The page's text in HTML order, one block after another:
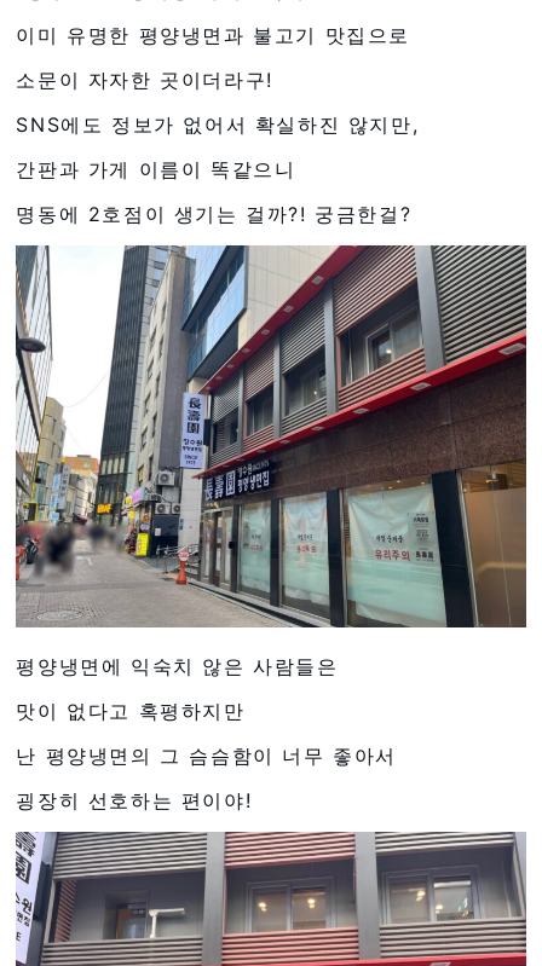
이미 유명한 평양냉면과 불고기 맛집으로
소문이 자자한 곳이더라구!
SNS에도 정보가 없어서 확실하진 않지만,
간판과 가게 이름이 똑같으니
명동에 2호점이 생기는 걸까?! 궁금한걸?
평양냉면에 익숙치 않은 사람들은
맛이 없다고 혹평하지만
난 평양냉면의 그 슴슴함이 너무 좋아서
굉장히 선호하는 편이야!